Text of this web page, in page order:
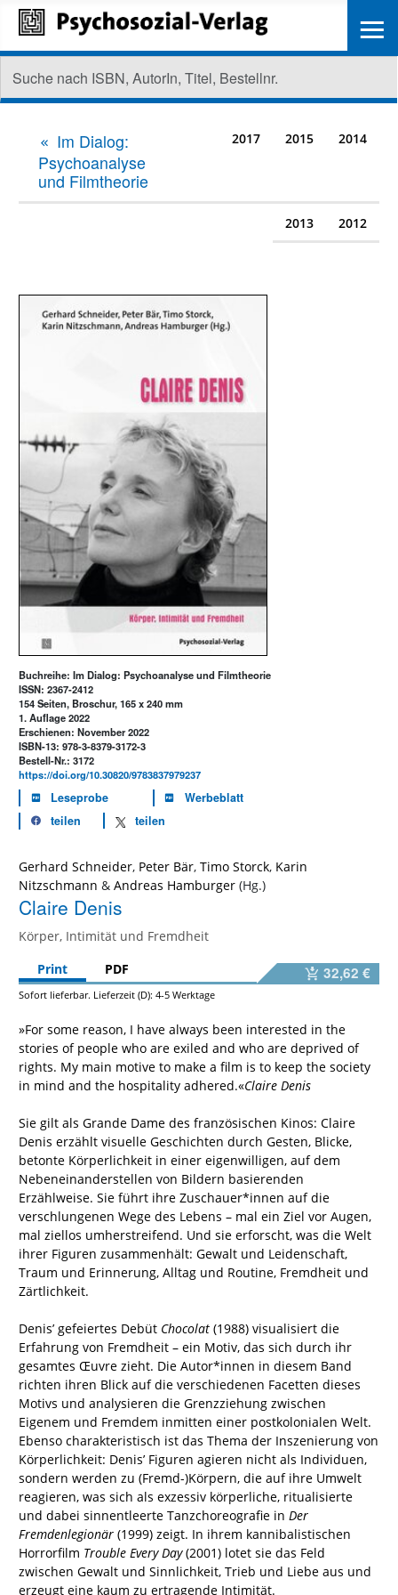
Im Dialog:
Psychoanalyse
und Filmtheorie
2017 2015 2014
2013 2012
Buchreihe: Im Dialog: Psychoanalyse und Filmtheorie
ISSN: 2367-2412
154 Seiten, Broschur, 165 x 240 mm
1. Auflage 2022
Erschienen: November 2022
ISBN-13: 978-3-8379-3172-3
Bestell-Nr.: 3172
https://doi.org/10.30820/9783837979237
Leseprobe
Werbeblatt
teilen
teilen
Gerhard Schneider, Peter Bär, Timo Storck, Karin
Nitzschmann & Andreas Hamburger
Claire Denis
Körper, Intimität und Fremdheit
Print
PDF 32,62 €
Sofort lieferbar. Lieferzeit (D): 4-5 Werktage
»For some reason, I have always been interested in the
stories of people who are exiled and who are deprived of
rights. My main motive to make a film is to keep the society
in mind and the hospitality adhered.«Claire Denis
Sie gilt als Grande Dame des französischen Kinos: Claire
Denis erzählt visuelle Geschichten durch Gesten, Blicke,
betonte Körperlichkeit in einer eigenwilligen, auf dem
Nebeneinanderstellen von Bildern basierenden
Erzählweise. Sie führt ihre Zuschauer*innen auf die
verschlungenen Wege des Lebens – mal ein Ziel vor Augen,
mal ziellos umherstreifend. Und sie erforscht, was die Welt
ihrer Figuren zusammenhält: Gewalt und Leidenschaft,
Traum und Erinnerung, Alltag und Routine, Fremdheit und
Zärtlichkeit.
Denis’ gefeiertes Debüt Chocolat (1988) visualisiert die
Erfahrung von Fremdheit – ein Motiv, das sich durch ihr
gesamtes Œuvre zieht. Die Autor*innen in diesem Band
richten ihren Blick auf die verschiedenen Facetten dieses
Motivs und analysieren die Grenzziehung zwischen
Eigenem und Fremdem inmitten einer postkolonialen Welt.
Ebenso charakteristisch ist das Thema der Inszenierung von
Körperlichkeit: Denis’ Figuren agieren nicht als Individuen,
sondern werden zu (Fremd-)Körpern, die auf ihre Umwelt
reagieren, was sich als exzessiv körperliche, ritualisierte
und dabei sinnentleerte Tanzchoreografie in Der
Fremdenlegionär (1999) zeigt. In ihrem kannibalistischen
Horrorfilm Trouble Every Day(2001) lotet sie das Feld
zwischen Gewalt und Sinnlichkeit, Trieb und Liebe aus und
erzeugt eine kaum zu ertragende Intimität.
≡